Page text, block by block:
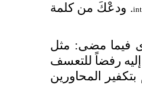
. ودعْكَ من كلمة
فيما مضى: مثل
رفضاً للتعسف
المحاورين